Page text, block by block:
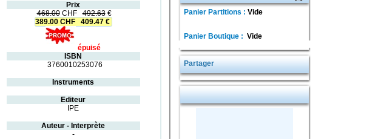
Prix
468.00CHF492.63€
389.00 CHF 409.47 €
épuisé
ISBN
3760010253076
Instruments
Editeur
IPE
Auteur - Interprète
-
Panier Partitions : Vide
Panier Boutique : Vide
Partager